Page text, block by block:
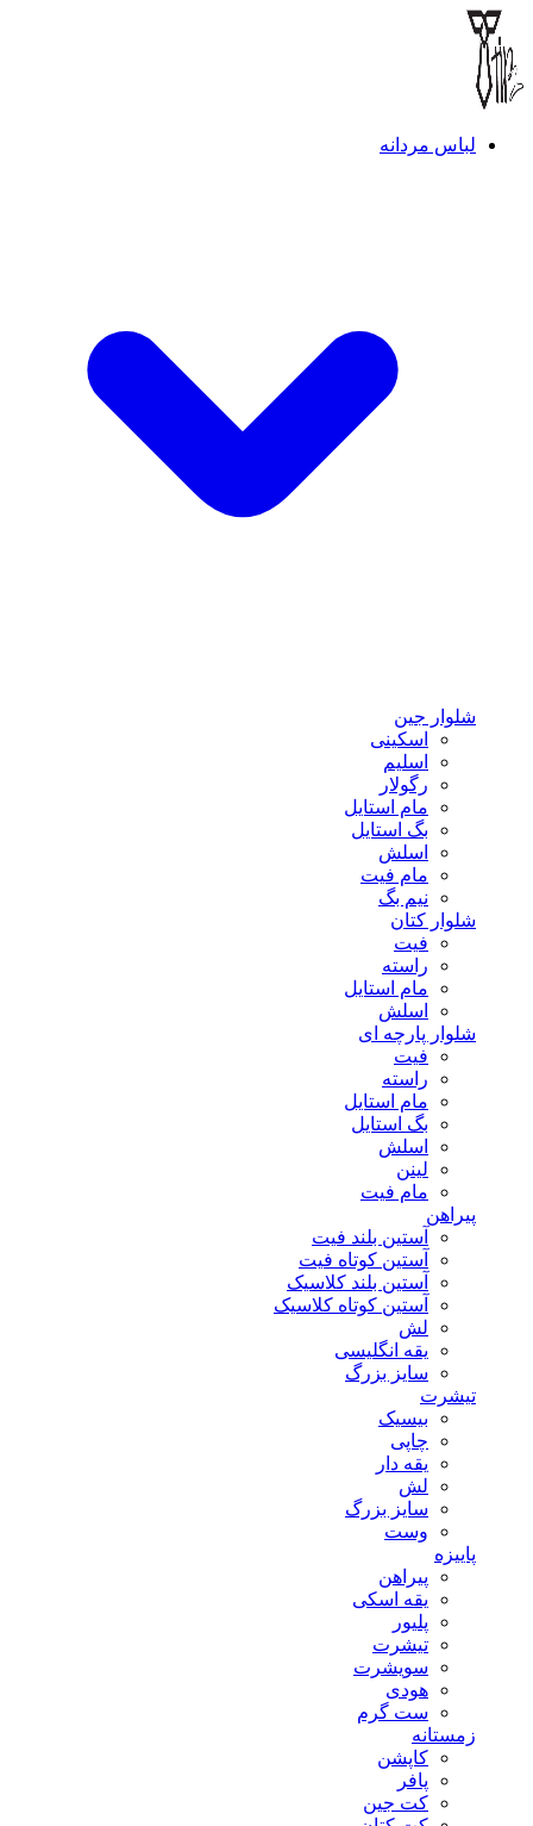
لباس مردانه
شلوار جین
اسکینی
اسلیم
رگولار
مام استایل
بگ استایل
اسلش
مام فیت
نیم بگ
شلوار کتان
فیت
راسته
مام استایل
اسلش
شلوار پارچه ای
فیت
راسته
مام استایل
بگ استایل
اسلش
لینن
مام فیت
پیراهن
آستین بلند فیت
آستین کوتاه فیت
آستین بلند کلاسیک
آستین کوتاه کلاسیک
لش
یقه انگلیسی
سایز بزرگ
تیشرت
بیسیک
چاپی
یقه دار
لش
سایز بزرگ
وست
پاییزه
پیراهن
یقه اسکی
پلیور
تیشرت
سویشرت
هودی
ست گرم
زمستانه
کاپشن
پافر
کت جین